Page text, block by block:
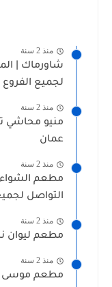
منذ 2 سنة
شاورماك |
لجميع الفروع
منذ 2 سنة
منيو محاشي
عمان
منذ 2 سنة
مطعم الشواء
التواصل
منذ 2 سنة
مطعم ليوان
منذ 2 سنة
مطعم موسى